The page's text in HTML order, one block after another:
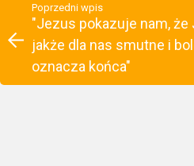
Poprzedni wpis
"Jezus pokazuje nam, że
jakże dla nas smutne i
oznacza końca"